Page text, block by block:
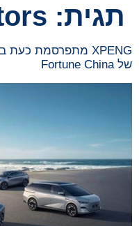
תגית:
של Fortune China